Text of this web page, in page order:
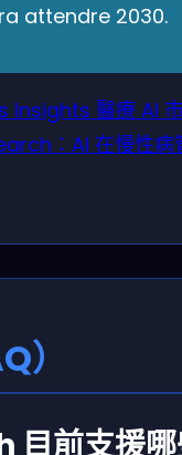
attendre 2030.
Insights 醫療 AI
：AI 在慢性病
）
前支援哪